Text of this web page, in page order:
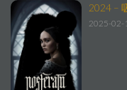
2024 –
2025-02-